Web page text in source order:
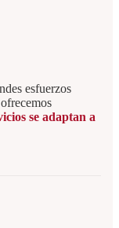
esfuerzos
se adaptan a